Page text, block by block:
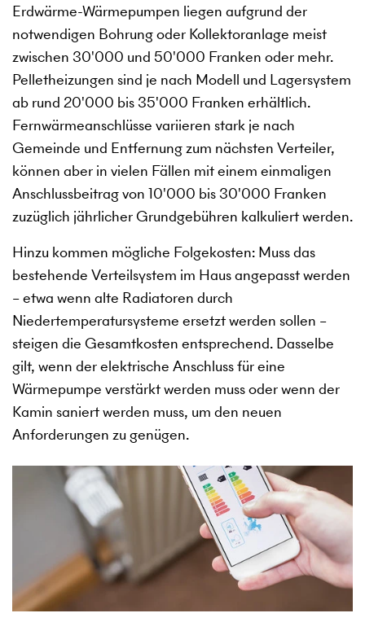
Erdwärme-Wärmepumpen liegen aufgrund der
notwendigen Bohrung oder Kollektoranlage meist
zwischen 30'000 und 50'000 Franken oder mehr.
Pelletheizungen sind je nach Modell und Lagersystem
ab rund 20'000 bis 35'000 Franken erhältlich.
Fernwärmeanschlüsse variieren stark je nach
Gemeinde und Entfernung zum nächsten Verteiler,
können aber in vielen Fällen mit einem einmaligen
Anschlussbeitrag von 10'000 bis 30'000 Franken
zuzüglich jährlicher Grundgebühren kalkuliert werden.
Hinzu kommen mögliche Folgekosten: Muss das
bestehende Verteilsystem im Haus angepasst werden
– etwa wenn alte Radiatoren durch
Niedertemperatursysteme ersetzt werden sollen –
steigen die Gesamtkosten entsprechend. Dasselbe
gilt, wenn der elektrische Anschluss für eine
Wärmepumpe verstärkt werden muss oder wenn der
Kamin saniert werden muss, um den neuen
Anforderungen zu genügen.